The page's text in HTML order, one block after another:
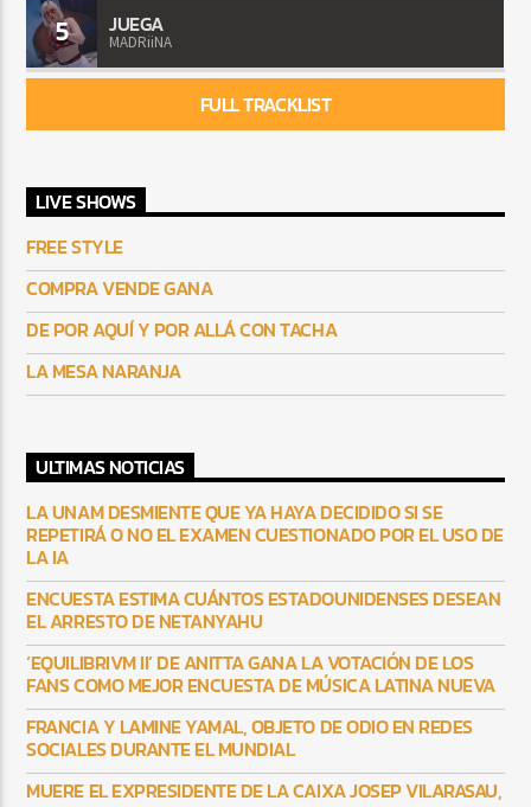
5 JUEGA
MADRiiNA
FULL TRACKLIST
LIVE SHOWS
FREE STYLE
COMPRA VENDE GANA
DE POR AQUÍ Y POR ALLÁ CON TACHA
LA MESA NARANJA
ULTIMAS NOTICIAS
LA UNAM DESMIENTE QUE YA HAYA DECIDIDO SI SE
REPETIRÁ O NO EL EXAMEN CUESTIONADO POR EL USO DE
LA IA
ENCUESTA ESTIMA CUÁNTOS ESTADOUNIDENSES DESEAN
EL ARRESTO DE NETANYAHU
‘EQUILIBRIVM II’ DE ANITTA GANA LA VOTACIÓN DE LOS
FANS COMO MEJOR ENCUESTA DE MÚSICA LATINA NUEVA
FRANCIA Y LAMINE YAMAL, OBJETO DE ODIO EN REDES
SOCIALES DURANTE EL MUNDIAL
MUERE EL EXPRESIDENTE DE LA CAIXA JOSEP VILARASAU,